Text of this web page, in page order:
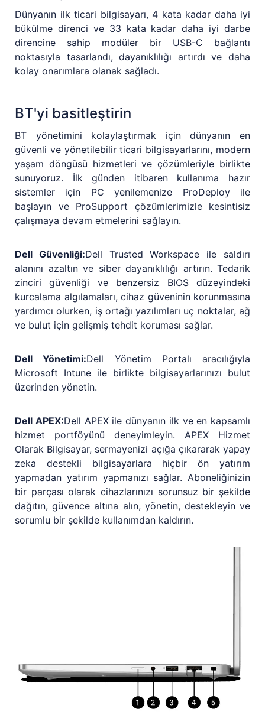
Dünyanın ilk ticari bilgisayarı, 4 kata kadar daha iyi
bükülme direnci ve 33 kata kadar daha iyi darbe
direncine sahip modüler bir USB-C bağlantı
noktasıyla tasarlandı, dayanıklılığı artırdı ve daha
kolay onarımlara olanak sağladı.
BT'yi basitleştirin
BT yönetimini kolaylaştırmak için dünyanın en
güvenli ve yönetilebilir ticari bilgisayarlarını, modern
yaşam döngüsü hizmetleri ve çözümleriyle birlikte
sunuyoruz. İlk günden itibaren kullanıma hazır
sistemler için PC yenilemenize ProDeploy ile
başlayın ve ProSupport çözümlerimizle kesintisiz
çalışmaya devam etmelerini sağlayın.
Dell Güvenliği:Dell Trusted Workspace ile saldırı
alanını azaltın ve siber dayanıklılığı artırın. Tedarik
zinciri güvenliği ve benzersiz BIOS düzeyindeki
kurcalama algılamaları, cihaz güveninin korunmasına
yardımcı olurken, iş ortağı yazılımları uç noktalar, ağ
ve bulut için gelişmiş tehdit koruması sağlar.
Dell Yönetimi:Dell Yönetim Portalı aracılığıyla
Microsoft Intune ile birlikte bilgisayarlarınızı bulut
üzerinden yönetin.
Dell APEX:Dell APEX ile dünyanın ilk ve en kapsamlı
hizmet portföyünü deneyimleyin. APEX Hizmet
Olarak Bilgisayar, sermayenizi açığa çıkararak yapay
zeka destekli bilgisayarlara hiçbir ön yatırım
yapmadan yatırım yapmanızı sağlar. Aboneliğinizin
bir parçası olarak cihazlarınızı sorunsuz bir şekilde
dağıtın, güvence altına alın, yönetin, destekleyin ve
sorumlu bir şekilde kullanımdan kaldırın.